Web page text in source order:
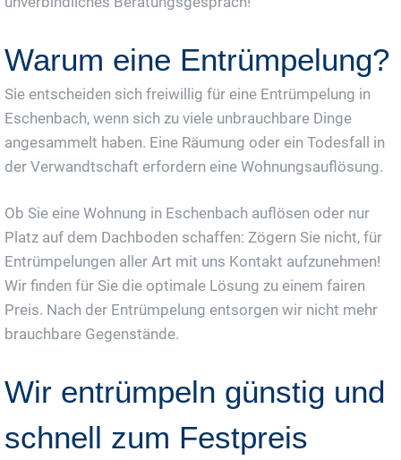
Warum eine Entrümpelung?
Sie entscheiden sich freiwillig für eine Entrümpelung in
Eschenbach, wenn sich zu viele unbrauchbare Dinge
angesammelt haben. Eine Räumung oder ein Todesfall in
der Verwandtschaft erfordern eine Wohnungsauflösung.
Ob Sie eine Wohnung in Eschenbach auflösen oder nur
Platz auf dem Dachboden schaffen: Zögern Sie nicht, für
Entrümpelungen aller Art mit uns Kontakt aufzunehmen!
Wir finden für Sie die optimale Lösung zu einem fairen
Preis. Nach der Entrümpelung entsorgen wir nicht mehr
brauchbare Gegenstände.
Wir entrümpeln günstig und
schnell zum Festpreis